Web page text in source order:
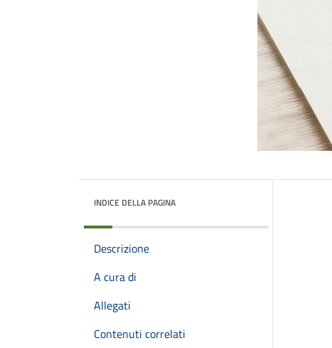
INDICE DELLA PAGINA
Descrizione
A cura di
Allegati
Contenuti correlati